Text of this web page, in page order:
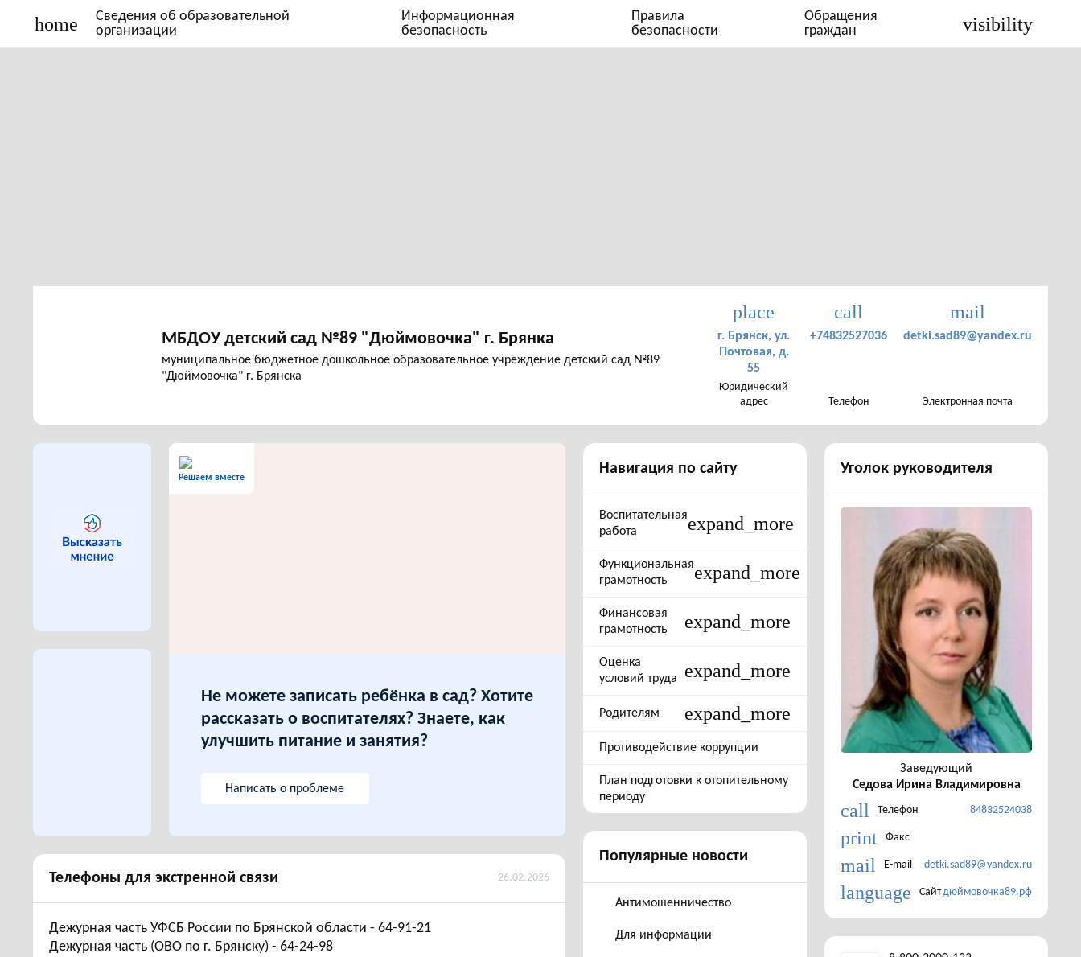
home
Сведения об образовательной
организации
Информационная
безопасность
Правила
безопасности
Обращения
граждан
visibility
МБДОУ детский сад №89 "Дюймовочка" г. Брянка
муниципальное бюджетное дошкольное образовательное учреждение детский сад №89
"Дюймовочка" г. Брянска
place
г. Брянск, ул.
Почтовая, д.
55
Юридический
адрес
call
+74832527036
Телефон
mail
detki.sad89@yandex.ru
Электронная почта
Решаем вместе
Не можете записать ребёнка в сад? Хотите
рассказать о воспитателях? Знаете, как
улучшить питание и занятия?
Написать о проблеме
Телефоны для экстренной связи 26.02.2026
Дежурная часть УФСБ России по Брянской области - 64-91-21
Дежурная часть (ОВО по г. Брянску) - 64-24-98
Навигация по сайту
Воспитательная
работа
expand_more
Функциональная
грамотность
expand_more
Финансовая
грамотность
expand_more
Оценка
условий труда
expand_more
Родителям expand_more
Противодействие коррупции
План подготовки к отопительному
периоду
Популярные новости
Антимошенничество
Для информации
Уголок руководителя
Заведующий
Седова Ирина Владимировна
call Телефон 84832524038
print Факс
mail E-mail detki.sad89@yandex.ru
language Сайтдюймовочка89.рф